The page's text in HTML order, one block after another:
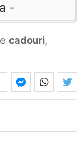
cadouri,